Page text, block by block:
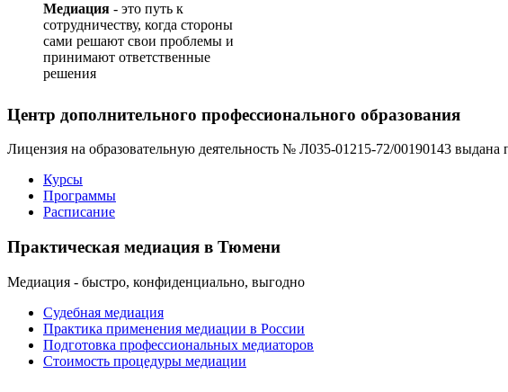
Медиация - это путь к
сотрудничеству, когда стороны
сами решают свои проблемы и
принимают ответственные
решения
Когда допускается
Центр дополнительного профессионального образования
Лицензия на образовательную деятельность № Л035-01215-72/00190143
Курсы
Программы
Расписание
Практическая медиация в Тюмени
Медиация - быстро, конфиденциально, выгодно
Судебная медиация
Практика применения медиации в России
Подготовка профессиональных медиаторов
Стоимость процедуры медиации